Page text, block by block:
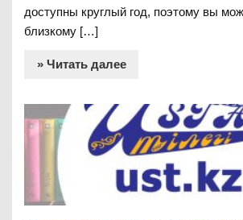
доступны круглый год, поэтому вы
близкому […]
» Читать далее